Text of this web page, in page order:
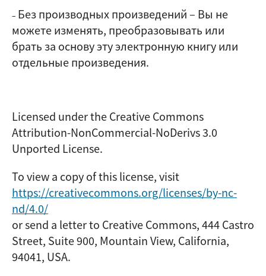
– Без производных произведений– Вы не
можете изменять, преобразовывать или
брать за основу эту электронную книгу или
отдельные произведения.
Licensed under the Creative Commons
Attribution-NonCommercial-NoDerivs 3.0
Unported License.
To view a copy of this license, visit
https://creativecommons.org/licenses/by-nc-
nd/4.0/
or send a letter to Creative Commons, 444 Castro
Street, Suite 900, Mountain View, California,
94041, USA.